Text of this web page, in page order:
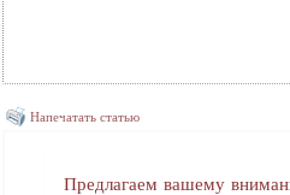
Напечатать статью
Предлагаем вашему